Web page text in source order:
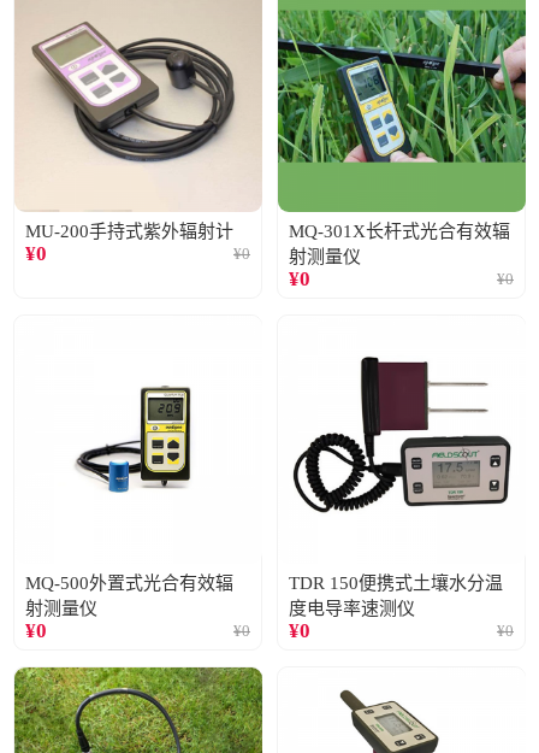
MU-200手持式紫外辐射计
¥0 ¥0
MQ-301X长杆式光合有效辐
射测量仪
¥0 ¥0
MQ-500外置式光合有效辐
射测量仪
¥0 ¥0
TDR 150便携式土壤水分温
度电导率速测仪
¥0 ¥0